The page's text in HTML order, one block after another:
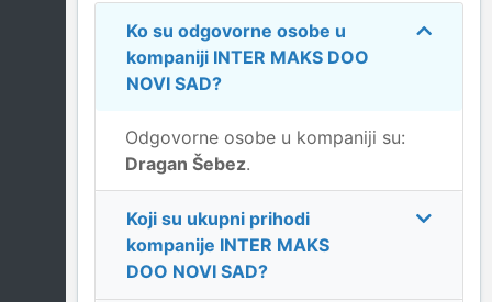
Ko su odgovorne osobe u
kompaniji INTER MAKS DOO
NOVI SAD?
Odgovorne osobe u kompaniji su:
Dragan Šebez.
Koji su ukupni prihodi
kompanije INTER MAKS
DOO NOVI SAD?